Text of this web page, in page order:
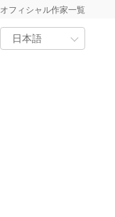
オフィシャル作家一覧